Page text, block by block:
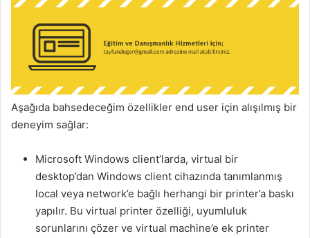
Aşağıda bahsedeceğim özellikler end user için alışılmış bir
deneyim sağlar:
Microsoft Windows client’larda, virtual bir
desktop’dan Windows client cihazında tanımlanmış
local veya network’e bağlı herhangi bir printer’a baskı
yapılır. Bu virtual printer özelliği, uyumluluk
sorunlarını çözer ve virtual machine’e ek printer